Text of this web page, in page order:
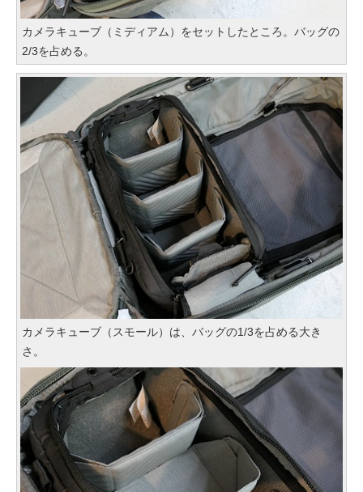
カメラキューブ（ミディアム）をセットしたところ。バッグの
2/3を占める。
カメラキューブ（スモール）は、バッグの1/3を占める大き
さ。